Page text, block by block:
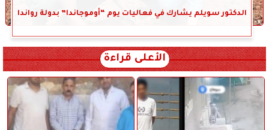
الدكتور سويلم يشارك في فعاليات يوم “أوموجاندا” بدولة رواندا
الأعلى قراءة